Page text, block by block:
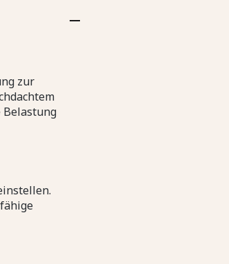
zur
Belastung